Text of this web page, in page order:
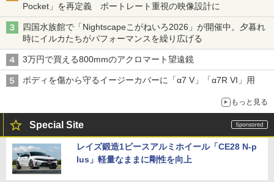
Pocket」を再定義 ポートレート重視の映像設計に
四国水族館で「Nightscapeこがねいろ2026」が開催中。夕暮れ
時にイルカたちがパフォーマンスを繰り広げる
3万円で買える800mmのアクロマート望遠鏡
ボディを傷から守るイージーカバーに「α7 V」「α7R VI」用
もっと見る
Special Site
レイズ鍛造1ピースアルミホイール「CE28 N-p
lus」軽量なままに剛性を向上